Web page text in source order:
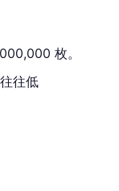
枚。
往低